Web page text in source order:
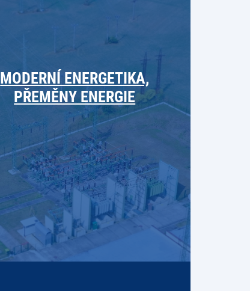
MODERNÍ ENERGETIKA,
PŘEMĚNY ENERGIE